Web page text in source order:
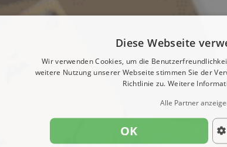
Diese Webseite
Wir verwenden Cookies, um die
weitere Nutzung unserer Webseite stimmen Sie der
Richtlinie zu. Weitere
Alle Partner
OK